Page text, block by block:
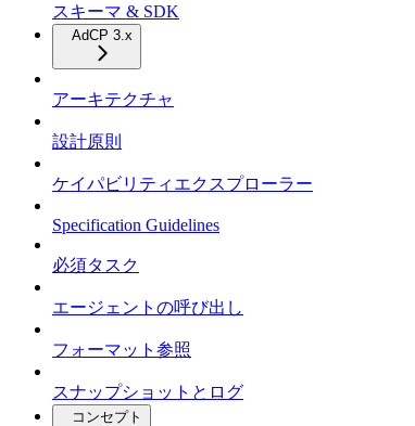
スキーマ & SDK
AdCP 3.x
アーキテクチャ
設計原則
ケイパビリティエクスプローラー
Specification Guidelines
必須タスク
エージェントの呼び出し
フォーマット参照
スナップショットとログ
コンセプト